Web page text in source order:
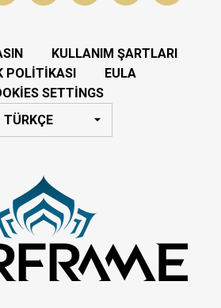
KULLANIM ŞARTLARI
POLITIKASI
EULA
SETTINGS
TÜRKÇE